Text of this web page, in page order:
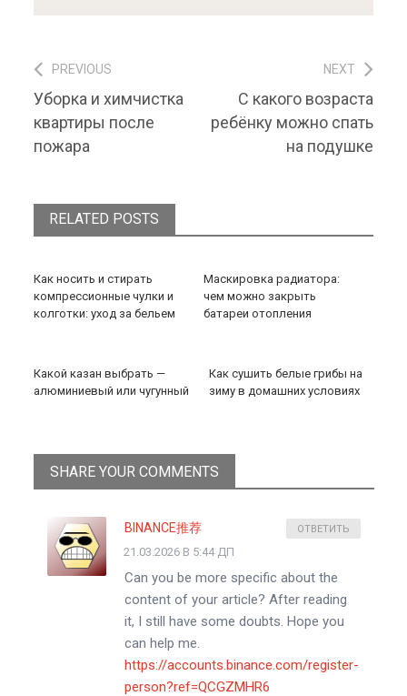
Навигация по записям
PREVIOUS
Previous post:
Уборка и химчистка
квартиры после
пожара
NEXT
Next post:
С какого возраста
ребёнку можно спать
на подушке
RELATED POSTS
Как носить и стирать
компрессионные чулки и
колготки: уход за бельем
Маскировка радиатора:
чем можно закрыть
батареи отопления
Какой казан выбрать —
алюминиевый или чугунный
Как сушить белые грибы на
зиму в домашних условиях
SHARE YOUR COMMENTS
BINANCE推荐
21.03.2026 В 5:44 ДП
Can you be more specific about the
content of your article? After reading
it, I still have some doubts. Hope you
can help me.
https://accounts.binance.com/register-
person?ref=QCGZMHR6
ОТВЕТИТЬ